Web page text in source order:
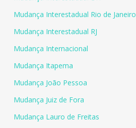
Mudança Interestadual Rio de Janeiro
Mudança Interestadual RJ
Mudança Internacional
Mudança Itapema
Mudança João Pessoa
Mudança Juiz de Fora
Mudança Lauro de Freitas